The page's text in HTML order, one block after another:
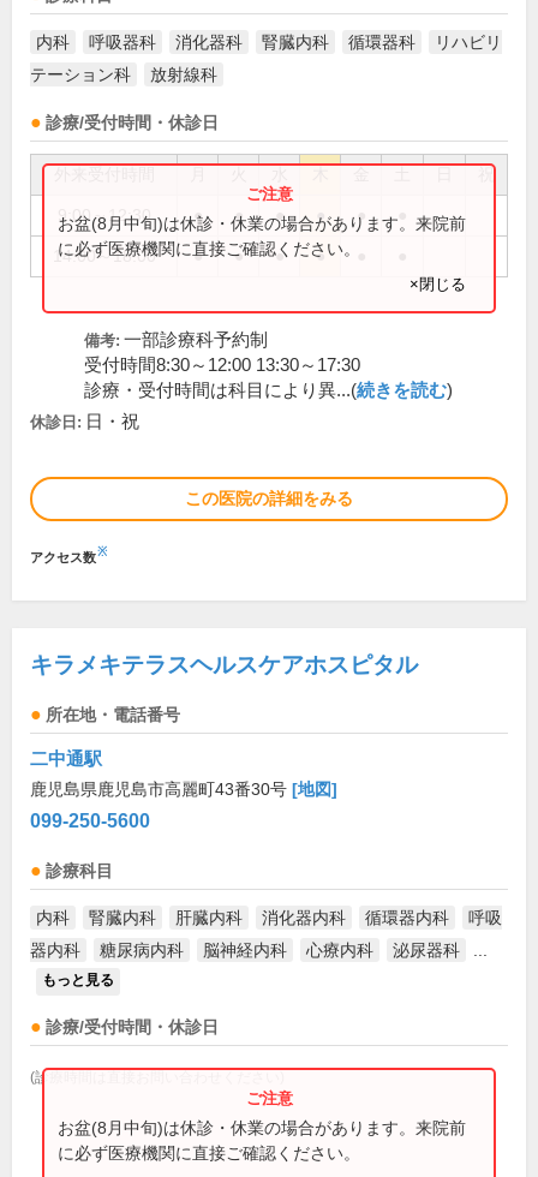
内科 呼吸器科 消化器科 腎臓内科 循環器科
リハビリ
テーション科
放射線科
診療/受付時間・休診日
祝
9:00～12:30 ● ● ● ● ●
14:00～18:00 ● ● ● ●
お盆(8月中旬)は休診・休業の場合があります。来院前
に必ず医療機関に直接ご確認ください。
×閉じる
備考: 一部診療科予約制
受付時間8:30～12:00 13:30～17:30
診療・受付時間は科目により異...(続きを読む)
休診日: 日・祝
この医院の詳細をみる
アクセス数※
キラメキテラスヘルスケアホスピタル
所在地・電話番号
二中通駅
鹿児島県鹿児島市高麗町43番30号 [地図]
099-250-5600
診療科目
内科 腎臓内科 肝臓内科 消化器内科 循環器内科
呼吸
器内科
糖尿病内科 脳神経内科 心療内科 泌尿器科
もっと見る
診療/受付時間・休診日
(診療時間は直接お問い合わせください)
お盆(8月中旬)は休診・休業の場合があります。来院前
に必ず医療機関に直接ご確認ください。